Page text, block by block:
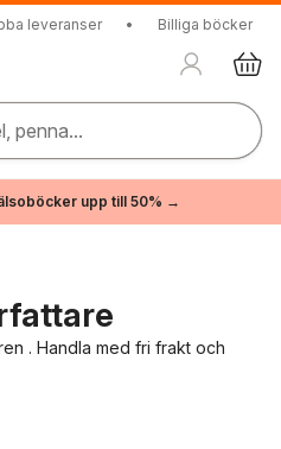
leveranser • Billiga böcker
penna...
upp till 50% →
. Handla med fri frakt och